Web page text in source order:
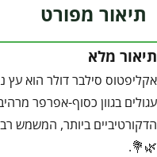
תיאור מפורט
תיאור מלא
אקליפטוס סילבר דולר הוא עץ
עגולים בגוון כסוף-אפרפר
הדקורטיביים ביותר, המשמש
🌿💐.